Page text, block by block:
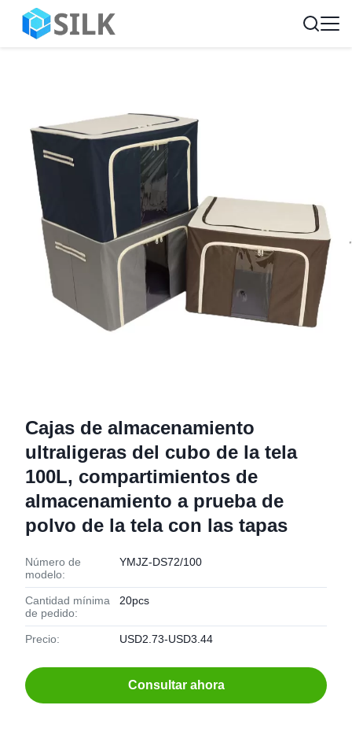
Cajas de almacenamiento
ultraligeras del cubo de la tela
100L, compartimientos de
almacenamiento a prueba de
polvo de la tela con las tapas
Número de
modelo:
YMJZ-DS72/100
Cantidad mínima
de pedido:
20pcs
Precio: USD2.73-USD3.44
Consultar ahora